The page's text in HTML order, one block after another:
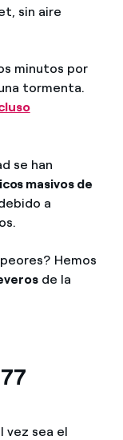
sin aire
minutos por
tormenta.
se han
masivos de
a
Hemos
de la
vez sea el